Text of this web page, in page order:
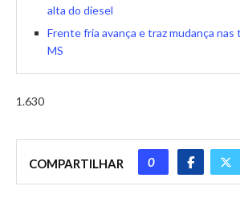
alta do diesel
Frente fria avança e traz mudança
MS
1.630
COMPARTILHAR 0